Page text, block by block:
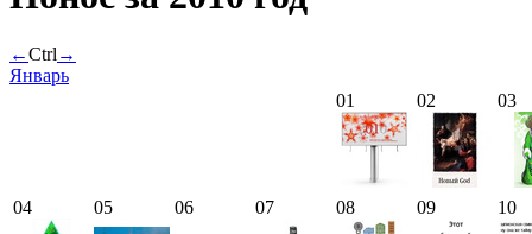
←Ctrl →
Январь
01
02 03
04 05 06 07 08 09 10